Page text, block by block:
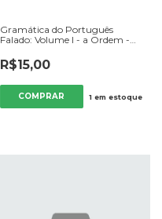
Gramática do Português
Falado: Volume I - a Ordem -
Castilho (org.) (1990) [usado]
R$15,00
1 em estoque